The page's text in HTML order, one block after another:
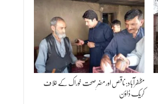
مظفرآباد: ناقص اور مضرِ صحت خوراک کے خلاف
کریک ڈاؤن